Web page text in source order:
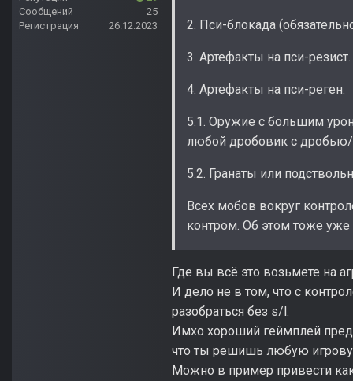
Сообщений
25
Регистрация
26.12.2023 2. Пси-блокада
3. Артефакты на пси-резист.
4. Артефакты на пси-реген.
5.1. Оружие с большим
любой дробовик с
5.2. Гранаты или
Всех мобов вокруг
контром. Об этом тоже уже
Где вы всё это возьмете на
И дело не в том, что с
разобраться без s/l.
Имхо хороший геймплей
что ты решишь любую
Можно в пример привести